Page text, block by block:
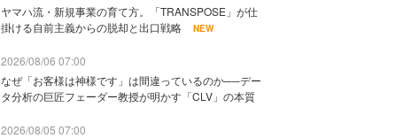
ヤマハ流・新規事業の育て方。「TRANSPOSE」が仕
掛ける自前主義からの脱却と出口戦略
NEW
2026/08/06 07:00
なぜ「お客様は神様です」は間違っているのか──デー
タ分析の巨匠フェーダー教授が明かす「CLV」の本質
2026/08/05 07:00